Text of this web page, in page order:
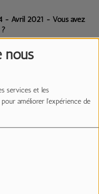
nous
services et les
améliorer l'expérience de
- Avril 2021 - Vous avez
Mars 2021 - Habiter les
- Février 2021 -